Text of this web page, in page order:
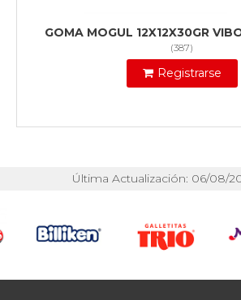
GOMA MOGUL 12X12X30GR
(387)
Registrarse
Última Actualización: 06/08/